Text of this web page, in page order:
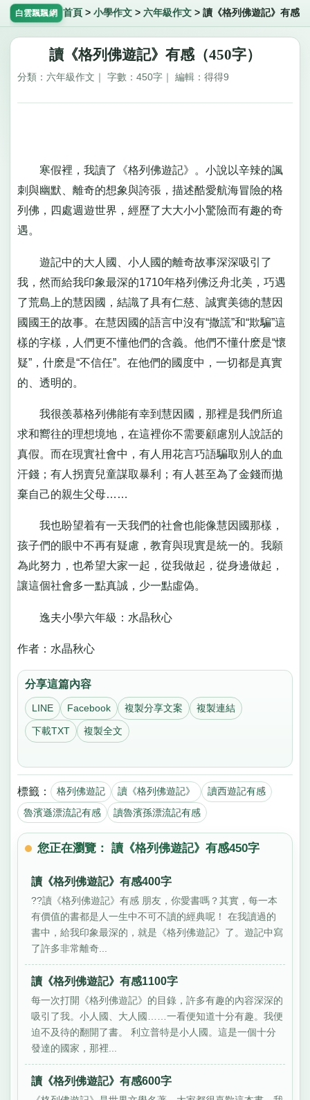
白雲飄飄網 首頁 > 小學作文> 六年級作文> 讀《格列佛遊記》有感
讀《格列佛遊記》有感（450字）
分類：六年級作文｜ 字數：450字｜ 編輯：得得9
寒假裡，我讀了《格列佛遊記》。小說以辛辣的諷
刺與幽默、離奇的想象與誇張，描述酷愛航海冒險的格
列佛，四處週遊世界，經歷了大大小小驚險而有趣的奇
遇。
遊記中的大人國、小人國的離奇故事深深吸引了
我，然而給我印象最深的1710年格列佛泛舟北美，巧遇
了荒島上的慧因國，結識了具有仁慈、誠實美德的慧因
國國王的故事。在慧因國的語言中沒有“撒謊”和“欺騙”這
樣的字樣，人們更不懂他們的含義。他們不懂什麽是“懷
疑”，什麽是“不信任”。在他們的國度中，一切都是真實
的、透明的。
我很羨慕格列佛能有幸到慧因國，那裡是我們所追
求和嚮往的理想境地，在這裡你不需要顧慮別人說話的
真假。而在現實社會中，有人用花言巧語騙取別人的血
汗錢；有人拐賣兒童謀取暴利；有人甚至為了金錢而拋
棄自己的親生父母……
我也盼望着有一天我們的社會也能像慧因國那樣，
孩子們的眼中不再有疑慮，教育與現實是統一的。我願
為此努力，也希望大家一起，從我做起，從身邊做起，
讓這個社會多一點真誠，少一點虛偽。
逸夫小學六年級：水晶秋心
作者：水晶秋心
分享這篇內容
LINE Facebook 複製分享文案 複製連結
下載TXT 複製全文
標籤： 格列佛遊記 讀《格列佛遊記》
讀西遊記有感
魯濱遜漂流記有感
讀魯濱孫漂流記有感
您正在瀏覽： 讀《格列佛遊記》有感450字
讀《格列佛遊記》有感400字
??讀《格列佛遊記》有感 朋友，你愛書嗎？其實，每一本
有價值的書都是人一生中不可不讀的經典呢！ 在我讀過的
書中，給我印象最深的，就是《格列佛遊記》了。遊記中寫
了許多非常離奇...
讀《格列佛遊記》有感1100字
每一次打開《格列佛遊記》的目錄，許多有趣的內容深深的
吸引了我。小人國、大人國……一看便知道十分有趣。我便
迫不及待的翻開了書。 利立普特是小人國。這是一個十分
發達的國家，那裡...
讀《格列佛遊記》有感600字